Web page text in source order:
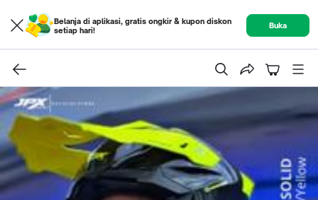
Belanja di aplikasi, gratis ongkir & kupon diskon
setiap hari!
Buka